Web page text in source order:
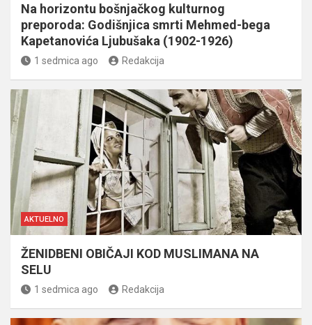
Na horizontu bošnjačkog kulturnog
preporoda: Godišnjica smrti Mehmed-bega
Kapetanovića Ljubušaka (1902-1926)
1 sedmica ago Redakcija
AKTUELNO
ŽENIDBENI OBIČAJI KOD MUSLIMANA NA
SELU
1 sedmica ago Redakcija